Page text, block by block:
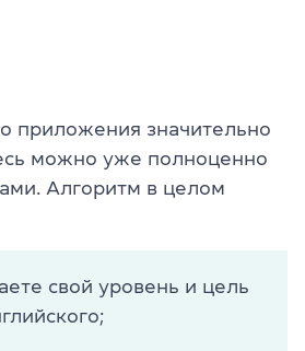
приложения значительно
можно уже полноценно
Алгоритм в целом
свой уровень и цель